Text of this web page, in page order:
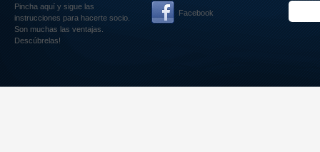
Pincha aquí y sigue las
instrucciones para hacerte socio.
Son muchas las ventajas.
Descúbrelas!
Facebook